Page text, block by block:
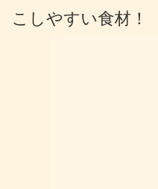
こしやすい食材！